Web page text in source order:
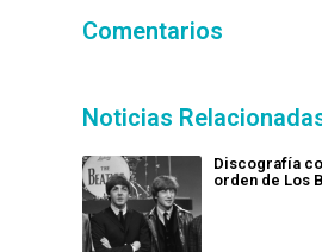
Comentarios
Noticias
Discografía
orden de Los